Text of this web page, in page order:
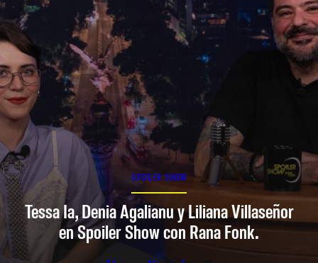
SPOILER SHOW
Tessa Ia, Denia Agalianu y Liliana Villaseñor
en Spoiler Show con Rana Fonk.